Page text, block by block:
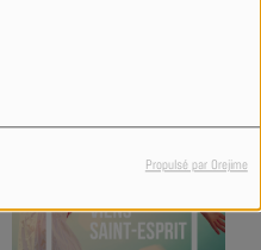
Propulsé par Orejime